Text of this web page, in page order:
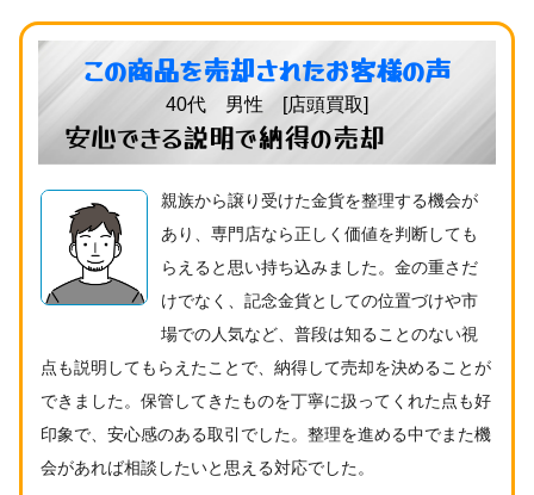
この商品を売却されたお客様の声
40代 男性 [店頭買取]
安心できる説明で納得の売却
親族から譲り受けた金貨を整理する機会が
あり、専門店なら正しく価値を判断しても
らえると思い持ち込みました。金の重さだ
けでなく、記念金貨としての位置づけや市
場での人気など、普段は知ることのない視
点も説明してもらえたことで、納得して売却を決めることが
できました。保管してきたものを丁寧に扱ってくれた点も好
印象で、安心感のある取引でした。整理を進める中でまた機
会があれば相談したいと思える対応でした。